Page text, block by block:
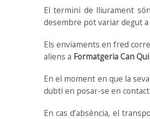
El termini de lliurament
desembre pot variar degut a
Els enviaments en fred
aliens a Formatgeria Can
En el moment en que la
dubti en posar-se en
En cas d’absència, el